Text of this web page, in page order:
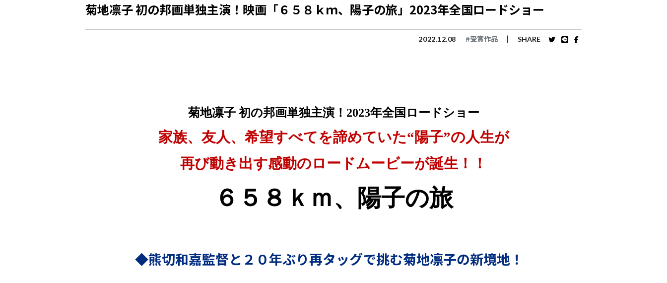
菊地凛子 初の邦画単独主演！映画「６５８ｋｍ、陽子の旅」2023年全国ロードショー
2022.12.08 #受賞作品 SHARE
菊地凛子 初の邦画単独主演！2023年全国ロードショー
家族、友人、希望すべてを諦めていた“陽子”の人生が
再び動き出す感動のロードムービーが誕生！！
６５８ｋｍ、陽子の旅
◆熊切和嘉監督と２０年ぶり再タッグで挑む菊地凛子の新境地！